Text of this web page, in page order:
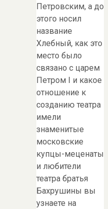
Петровским, а до
этого носил
название
Хлебный, как это
место было
связано с царем
Петром I и какое
отношение к
созданию театра
имели
знаменитые
московские
купцы-меценаты
и любители
театра братья
Бахрушины вы
узнаете на